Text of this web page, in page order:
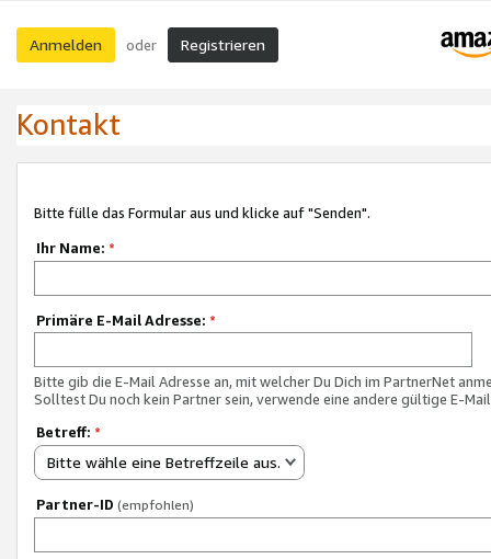
Anmelden oder Registrieren
Kontakt
Bitte fülle das Formular aus und klicke auf "Senden".
Ihr Name: *
Primäre E-Mail Adresse: *
Bitte gib die E-Mail Adresse an, mit welcher Du Dich im PartnerNet
Solltest Du noch kein Partner sein, verwende eine andere gültige E-
Betreff: *
Bitte wähle eine Betreffzeile aus.
Partner-ID (empfohlen)